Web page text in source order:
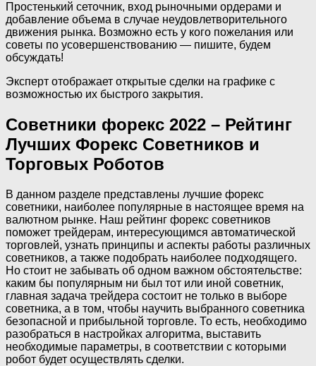
Простенький сеточник, вход рыночными ордерами и
добавление объема в случае неудовлетворительного
движения рынка. Возможно есть у кого пожелания или
советы по усовершенствованию — пишите, будем
обсуждать!
Эксперт отображает открытые сделки на графике с
возможностью их быстрого закрытия.
Советники форекс 2022 – Рейтинг
Лучших Форекс Советников и
Торговых Роботов
В данном разделе представлены лучшие форекс
советники, наиболее популярные в настоящее время на
валютном рынке. Наш рейтинг форекс советников
поможет трейдерам, интересующимся автоматической
торговлей, узнать принципы и аспекты работы различных
советников, а также подобрать наиболее подходящего.
Но стоит не забывать об одном важном обстоятельстве:
каким бы популярным ни был тот или иной советник,
главная задача трейдера состоит не только в выборе
советника, а в том, чтобы научить выбранного советника
безопасной и прибыльной торговле. То есть, необходимо
разобраться в настройках алгоритма, выставить
необходимые параметры, в соответствии с которыми
робот будет осуществлять сделки.